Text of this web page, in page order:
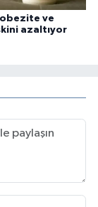
ve
azaltıyor